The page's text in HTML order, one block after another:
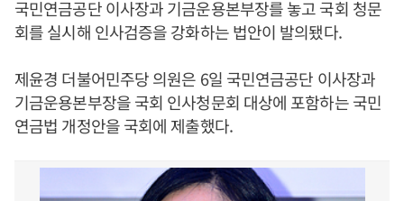
국민연금공단 이사장과 기금운용본부장를 놓고 국회 청문
회를 실시해 인사검증을 강화하는 법안이 발의됐다.
제윤경 더불어민주당 의원은 6일 국민연금공단 이사장과
기금운용본부장을 국회 인사청문회 대상에 포함하는 국민
연금법 개정안을 국회에 제출했다.